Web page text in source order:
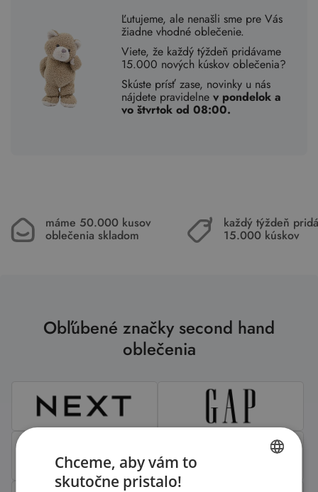
Ľutujeme, ale nenašli sme pre Vás
žiadne vhodné oblečenie.
Viete, že každý týždeň pridávame
15.000 nových kúskov oblečenia?
Skúste prísť zase, novinky u nás
nájdete pravidelnev pondelok a
vo štvrtok od 08:00.
máme 50.000 kusov
oblečenia skladom
každý týždeň
15.000 kúskov
Obľúbené značky second hand
oblečenia
Chceme, aby vám to
skutočne pristalo!